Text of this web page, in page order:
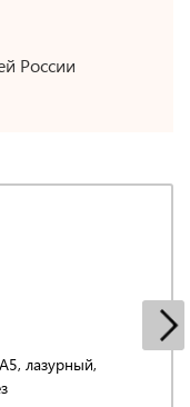
России
лазурный,